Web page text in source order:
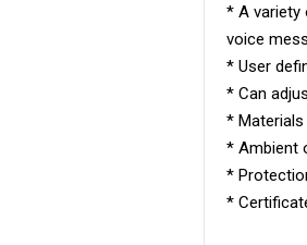
* A variety
voice
* User
* Can
* Materials
* Ambient
*
*